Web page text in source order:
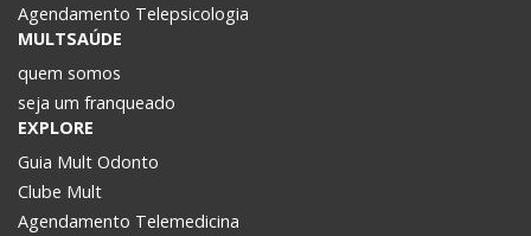
Agendamento Telepsicologia
MULTSAÚDE
quem somos
seja um franqueado
EXPLORE
Guia Mult Odonto
Clube Mult
Agendamento Telemedicina